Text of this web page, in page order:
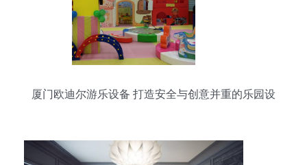
厦门欧迪尔游乐设备 打造安全与创意并重的乐园设